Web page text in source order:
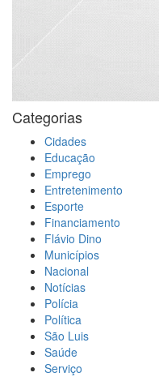
Categorias
Cidades
Educação
Emprego
Entretenimento
Esporte
Financiamento
Flávio Dino
Municípios
Nacional
Notícias
Polícia
Política
São Luis
Saúde
Serviço